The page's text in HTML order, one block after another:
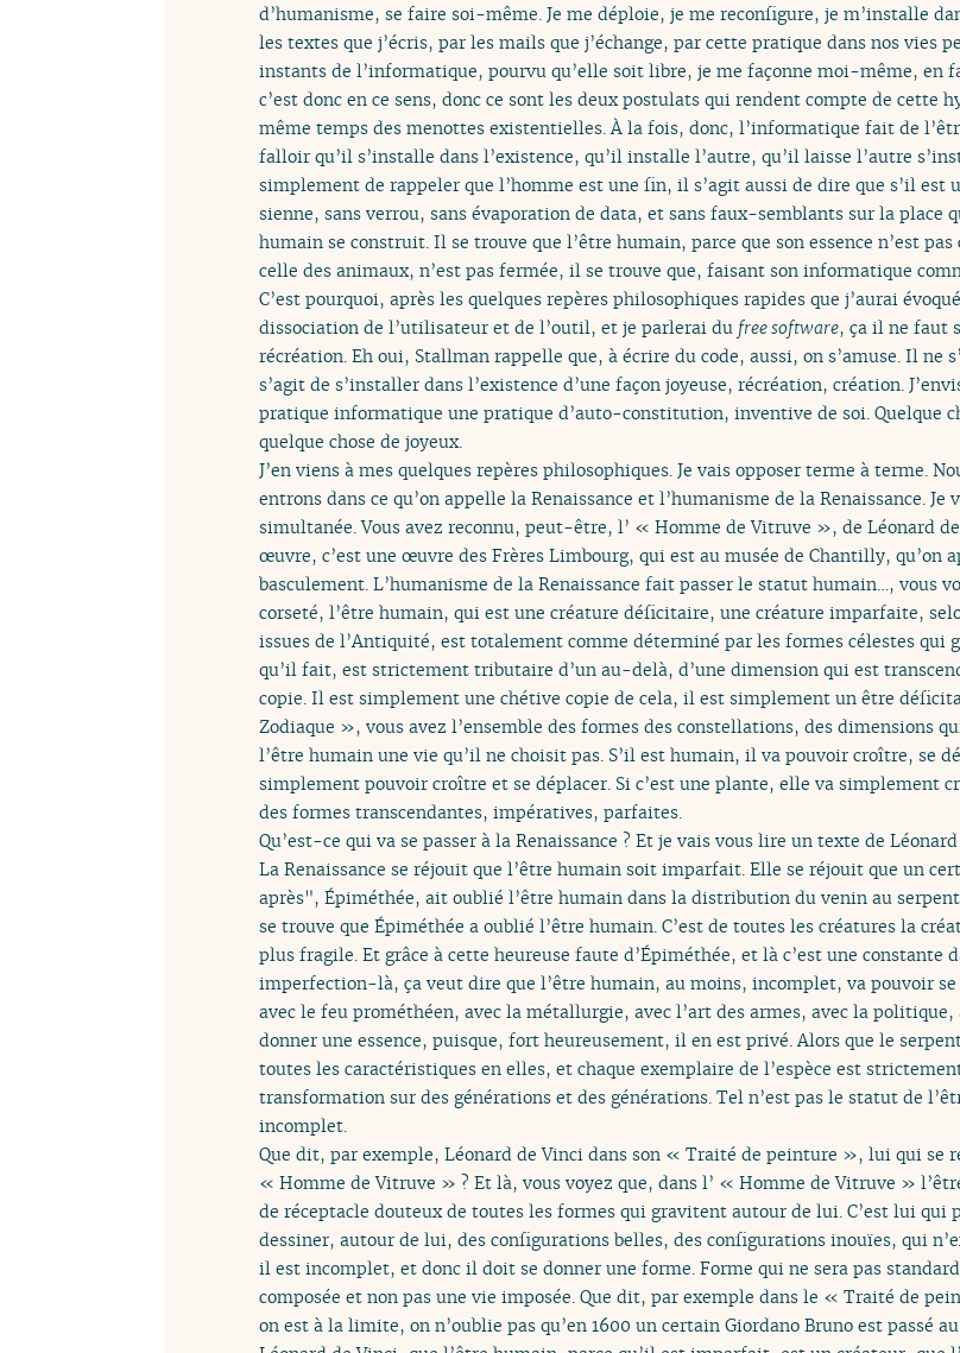
d’humanisme, se faire soi-même. Je me déploie, je me reconfigure, je m’installe
les textes que j’écris, par les mails que j’échange, par cette pratique dans nos vies
instants de l’informatique, pourvu qu’elle soit libre, je me façonne moi-même, en
c’est donc en ce sens, donc ce sont les deux postulats qui rendent compte de cette
même temps des menottes existentielles. À la fois, donc, l’informatique fait de
falloir qu’il s’installe dans l’existence, qu’il installe l’autre, qu’il laisse l’autre
simplement de rappeler que l’homme est une fin, il s’agit aussi de dire que s’il
sienne, sans verrou, sans évaporation de data, et sans faux-semblants sur la place
humain se construit. Il se trouve que l’être humain, parce que son essence n’est
celle des animaux, n’est pas fermée, il se trouve que, faisant son informatique
C’est pourquoi, après les quelques repères philosophiques rapides que j’aurai
dissociation de l’utilisateur et de l’outil, et je parlerai du free software, ça il ne faut
récréation. Eh oui, Stallman rappelle que, à écrire du code, aussi, on s’amuse. Il ne
s’agit de s’installer dans l’existence d’une façon joyeuse, récréation, création.
pratique informatique une pratique d’auto-constitution, inventive de soi. Quelque
quelque chose de joyeux.
J’en viens à mes quelques repères philosophiques. Je vais opposer terme à terme.
entrons dans ce qu’on appelle la Renaissance et l’humanisme de la Renaissance. Je
simultanée. Vous avez reconnu, peut-être, l’ « Homme de Vitruve », de Léonard
œuvre, c’est une œuvre des Frères Limbourg, qui est au musée de Chantilly, qu’on
basculement. L’humanisme de la Renaissance fait passer le statut humain…, vous
corseté, l’être humain, qui est une créature déficitaire, une créature imparfaite,
issues de l’Antiquité, est totalement comme déterminé par les formes célestes qui
qu’il fait, est strictement tributaire d’un au-delà, d’une dimension qui est
copie. Il est simplement une chétive copie de cela, il est simplement un être
Zodiaque », vous avez l’ensemble des formes des constellations, des dimensions
l’être humain une vie qu’il ne choisit pas. S’il est humain, il va pouvoir croître, se
simplement pouvoir croître et se déplacer. Si c’est une plante, elle va simplement
des formes transcendantes, impératives, parfaites.
Qu’est-ce qui va se passer à la Renaissance ? Et je vais vous lire un texte de
La Renaissance se réjouit que l’être humain soit imparfait. Elle se réjouit que un
après", Épiméthée, ait oublié l’être humain dans la distribution du venin au
se trouve que Épiméthée a oublié l’être humain. C’est de toutes les créatures la
plus fragile. Et grâce à cette heureuse faute d’Épiméthée, et là c’est une constante
imperfection-là, ça veut dire que l’être humain, au moins, incomplet, va pouvoir
avec le feu prométhéen, avec la métallurgie, avec l’art des armes, avec la
donner une essence, puisque, fort heureusement, il en est privé. Alors que le
toutes les caractéristiques en elles, et chaque exemplaire de l’espèce est
transformation sur des générations et des générations. Tel n’est pas le statut de
incomplet.
Que dit, par exemple, Léonard de Vinci dans son « Traité de peinture », lui qui se
« Homme de Vitruve » ? Et là, vous voyez que, dans l’ « Homme de Vitruve »
de réceptacle douteux de toutes les formes qui gravitent autour de lui. C’est lui qui
dessiner, autour de lui, des configurations belles, des configurations inouïes, qui
il est incomplet, et donc il doit se donner une forme. Forme qui ne sera pas
composée et non pas une vie imposée. Que dit, par exemple dans le « Traité de
on est à la limite, on n’oublie pas qu’en 1600 un certain Giordano Bruno est passé